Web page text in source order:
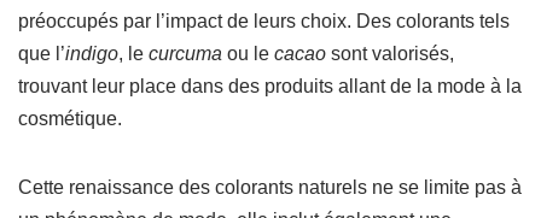
préoccupés par l’impact de leurs choix. Des colorants tels
que l’indigo, le curcuma ou le cacao sont valorisés,
trouvant leur place dans des produits allant de la mode à la
cosmétique.
Cette renaissance des colorants naturels ne se limite pas à